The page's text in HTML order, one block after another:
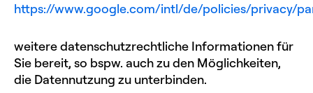
https://www.google.com/intl/de/policies/privacy/
weitere datenschutzrechtliche Informationen für
Sie bereit, so bspw. auch zu den Möglichkeiten,
die Datennutzung zu unterbinden.